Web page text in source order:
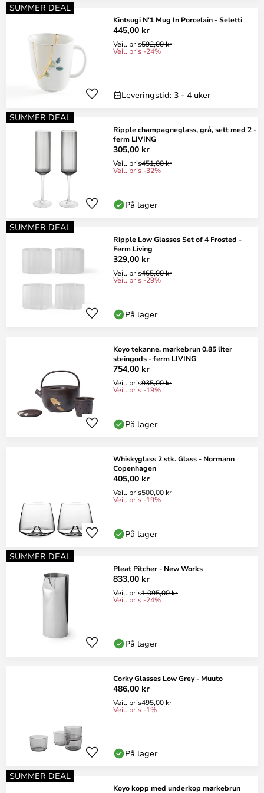
SUMMER DEAL
Kintsugi N'1 Mug In Porcelain - Seletti
445,00 kr
Veil. pris592,00 kr
Veil. pris -24%
Leveringstid: 3 - 4 uker
SUMMER DEAL
Ripple champagneglass, grå, sett med 2 -
ferm LIVING
305,00 kr
Veil. pris451,00 kr
Veil. pris -32%
På lager
SUMMER DEAL
Ripple Low Glasses Set of 4 Frosted -
Ferm Living
329,00 kr
Veil. pris465,00 kr
Veil. pris -29%
På lager
Koyo tekanne, mørkebrun 0,85 liter
steingods - ferm LIVING
754,00 kr
Veil. pris935,00 kr
Veil. pris -19%
På lager
Whiskyglass 2 stk. Glass - Normann
Copenhagen
405,00 kr
Veil. pris500,00 kr
Veil. pris -19%
På lager
SUMMER DEAL
Pleat Pitcher - New Works
833,00 kr
Veil. pris1 095,00 kr
Veil. pris -24%
På lager
Corky Glasses Low Grey - Muuto
486,00 kr
Veil. pris495,00 kr
Veil. pris -1%
På lager
SUMMER DEAL
Koyo kopp med underkop mørkebrun